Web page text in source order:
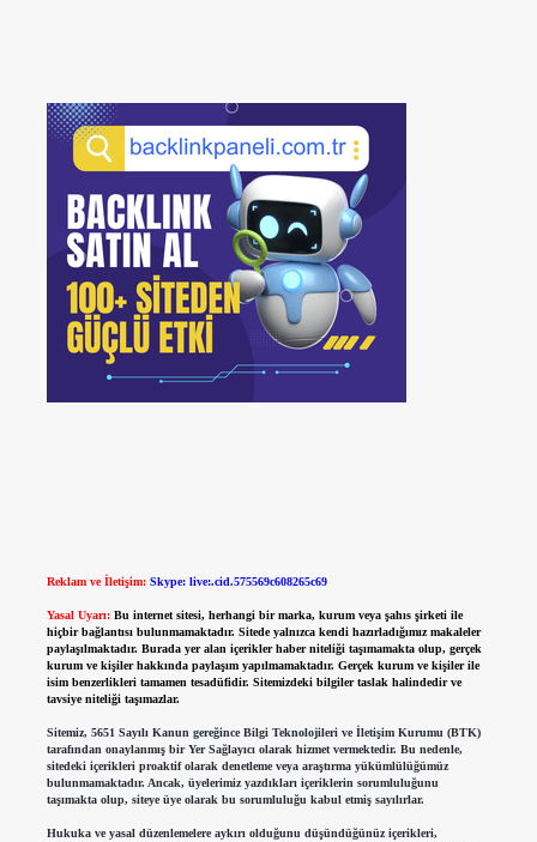
Reklam ve İletişim: Skype: live:.cid.575569c608265c69
Yasal Uyarı: Bu internet sitesi, herhangi bir marka, kurum veya şahıs şirketi ile
hiçbir bağlantısı bulunmamaktadır. Sitede yalnızca kendi hazırladığımız makaleler
paylaşılmaktadır. Burada yer alan içerikler haber niteliği taşımamakta olup, gerçek
kurum ve kişiler hakkında paylaşım yapılmamaktadır. Gerçek kurum ve kişiler ile
isim benzerlikleri tamamen tesadüfidir. Sitemizdeki bilgiler taslak halindedir ve
tavsiye niteliği taşımazlar.
Sitemiz, 5651 Sayılı Kanun gereğince Bilgi Teknolojileri ve İletişim Kurumu (BTK)
tarafından onaylanmış bir Yer Sağlayıcı olarak hizmet vermektedir. Bu nedenle,
sitedeki içerikleri proaktif olarak denetleme veya araştırma yükümlülüğümüz
bulunmamaktadır. Ancak, üyelerimiz yazdıkları içeriklerin sorumluluğunu
taşımakta olup, siteye üye olarak bu sorumluluğu kabul etmiş sayılırlar.
Hukuka ve yasal düzenlemelere aykırı olduğunu düşündüğünüz içerikleri,